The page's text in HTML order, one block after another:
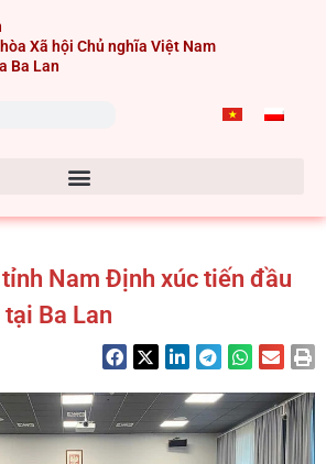
Xã hội Chủ nghĩa Việt Nam
Ba Lan
Nam Định xúc tiến đầu
Ba Lan